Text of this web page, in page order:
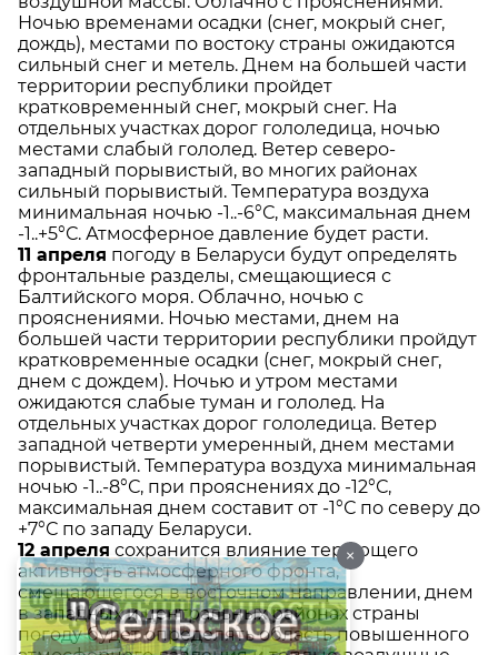
Ночью временами осадки (снег, мокрый снег,
дождь), местами по востоку страны ожидаются
сильный снег и метель. Днем на большей части
территории республики пройдет
кратковременный снег, мокрый снег. На
отдельных участках дорог гололедица, ночью
местами слабый гололед. Ветер северо-
западный порывистый, во многих районах
сильный порывистый. Температура воздуха
минимальная ночью -1..-6°С, максимальная днем
-1..+5°С. Атмосферное давление будет расти.
11 апреля погоду в Беларуси будут определять
фронтальные разделы, смещающиеся с
Балтийского моря. Облачно, ночью с
прояснениями. Ночью местами, днем на
большей части территории республики пройдут
кратковременные осадки (снег, мокрый снег,
днем с дождем). Ночью и утром местами
ожидаются слабые туман и гололед. На
отдельных участках дорог гололедица. Ветер
западной четверти умеренный, днем местами
порывистый. Температура воздуха минимальная
ночью -1..-8°С, при прояснениях до -12°С,
максимальная днем составит от -1°С по северу до
+7°С по западу Беларуси.
12 апреля сохранится влияние теряющего
активность атмосферного фронта,
смещающегося в восточном направлении, днем
в западных и центральных районах страны
погоду будет определять область повышенного
×